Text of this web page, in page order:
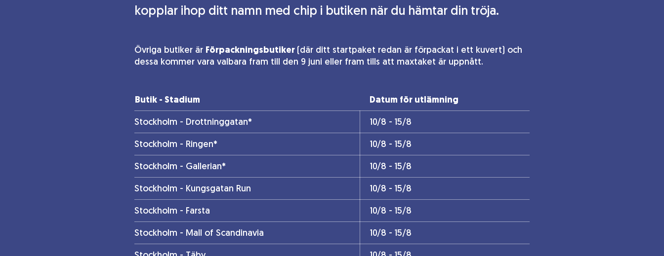
kopplar ihop ditt namn med chip i butiken när du hämtar din tröja.
Övriga butiker är Förpackningsbutiker (där ditt startpaket redan är förpackat i ett kuvert) och
dessa kommer vara valbara fram till den 9 juni eller fram tills att maxtaket är uppnått.
Butik - Stadium Datum för utlämning
Stockholm - Drottninggatan* 10/8 - 15/8
Stockholm - Ringen* 10/8 - 15/8
Stockholm - Gallerian* 10/8 - 15/8
Stockholm - Kungsgatan Run 10/8 - 15/8
Stockholm - Farsta 10/8 - 15/8
Stockholm - Mall of Scandinavia 10/8 - 15/8